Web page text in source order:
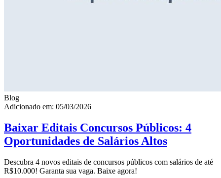
Blog
Adicionado em: 05/03/2026
Baixar Editais Concursos Públicos: 4
Oportunidades de Salários Altos
Descubra 4 novos editais de concursos públicos com salários de até
R$10.000! Garanta sua vaga. Baixe agora!